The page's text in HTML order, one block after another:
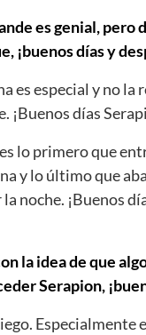
es genial, pero
¡buenos días y
es especial y no la
¡Buenos días
lo primero que
y lo último que
noche. ¡Buenos
la idea de que
Serapion,
Especialmente